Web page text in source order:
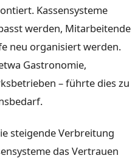
Kassensysteme
werden, Mitarbeitende
neu organisiert werden.
Gastronomie,
– führte dies zu
steigende Verbreitung
das Vertrauen